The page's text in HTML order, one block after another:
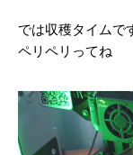
では収穫タイムで
ペリペリってね